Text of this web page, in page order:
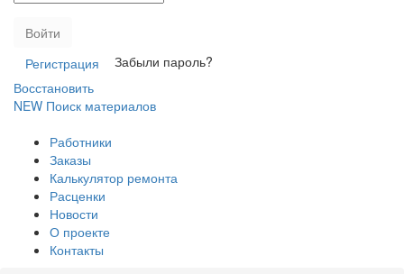
Войти
Регистрация
Забыли пароль?
Восстановить
NEW Поиск материалов
Работники
Заказы
Калькулятор ремонта
Расценки
Новости
О проекте
Контакты